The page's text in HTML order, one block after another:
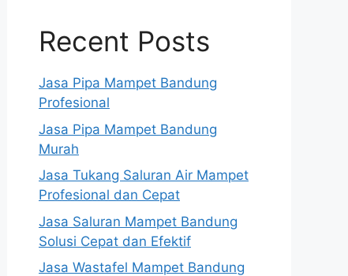
Recent Posts
Jasa Pipa Mampet Bandung
Profesional
Jasa Pipa Mampet Bandung
Murah
Jasa Tukang Saluran Air Mampet
Profesional dan Cepat
Jasa Saluran Mampet Bandung
Solusi Cepat dan Efektif
Jasa Wastafel Mampet Bandung